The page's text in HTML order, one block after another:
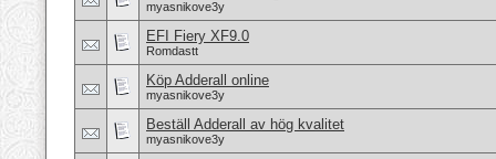
myasnikove3y
EFI Fiery XF9.0
Romdastt
Köp Adderall online
myasnikove3y
Beställ Adderall av hög kvalitet
myasnikove3y